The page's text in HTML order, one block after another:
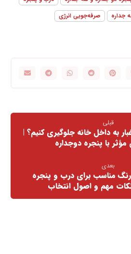
جداره
صرفه‌جویی انرژی
قبلی
به داخل خانه جلوگیری کنیم؟ |
مؤثر با پنجره دوجداره
بعدی
رنگ مناسب برای درب و پنجره
مهم و اصول انتخاب